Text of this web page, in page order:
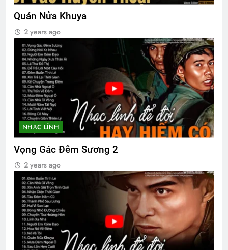
Quán Nửa Khuya
2 years ago
NHẠC LÍNH
Vọng Gác Đêm Sương 2
2 years ago